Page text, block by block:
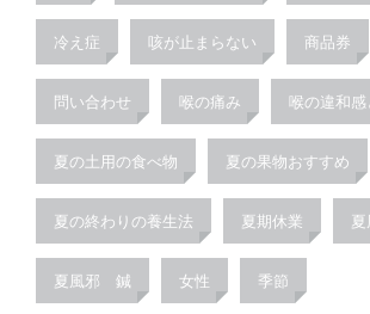
冷え症 咳が止まらない 商品券
問い合わせ 喉の痛み 喉の違和感
夏の土用の食べ物 夏の果物おすすめ
夏の終わりの養生法 夏期休業
夏風邪 鍼 女性 季節